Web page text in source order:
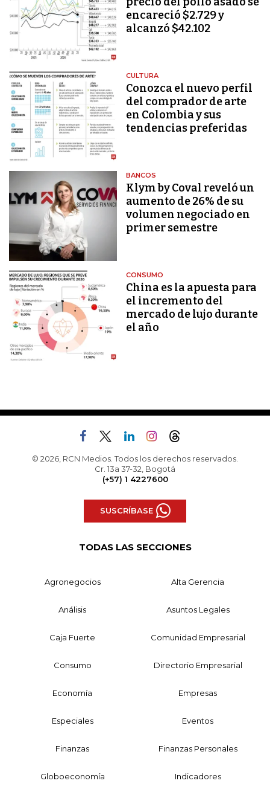
encareció $2.729 y
alcanzó $42.102
CULTURA
Conozca el nuevo perfil
del comprador de arte
en Colombia y sus
tendencias preferidas
BANCOS
Klym by Coval reveló un
aumento de 26% de su
volumen negociado en
primer semestre
CONSUMO
China es la apuesta para
el incremento del
mercado de lujo durante
el año
© 2026, RCN Medios. Todos los derechos reservados.
Cr. 13a 37-32, Bogotá
(+57) 1 4227600
SUSCRÍBASE
TODAS LAS SECCIONES
Agronegocios Alta Gerencia
Análisis Asuntos Legales
Caja Fuerte Comunidad Empresarial
Consumo Directorio Empresarial
Economía Empresas
Especiales Eventos
Finanzas Finanzas Personales
Globoeconomía Indicadores